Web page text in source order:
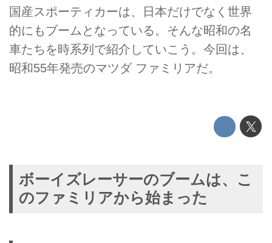
国産スポーティカーは、日本だけでなく世界
的にもブームとなっている。そんな昭和の名
車たちを時系列で紹介していこう。今回は、
昭和55年発売のマツダ ファミリアだ。
ボーイズレーサーのブームは、こ
のファミリアから始まった